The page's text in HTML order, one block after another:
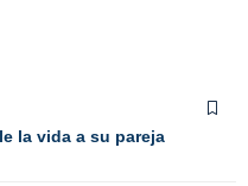
la vida a su pareja